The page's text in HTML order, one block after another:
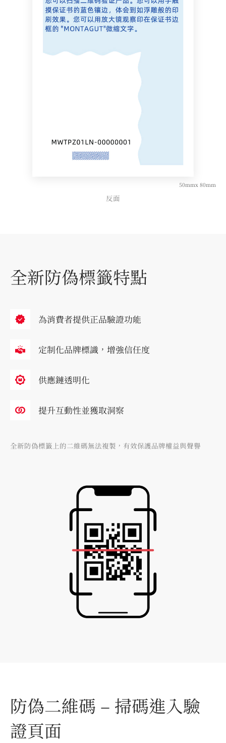
50mmx 80mm
反面
全新防偽標籤特點
為消費者提供正品驗證功能
定制化品牌標識，增強信任度
供應鏈透明化
提升互動性並獲取洞察
全新防偽標籤上的二維碼無法複製，有效保護品牌權益與聲譽
防偽二維碼 – 掃碼進入驗
證頁面